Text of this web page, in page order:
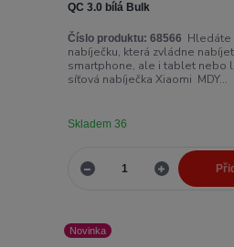
QC 3.0 bílá Bulk
Číslo produktu: 68566 Hledáte
nabíječku, která zvládne
smartphone, ale i tablet nebo
síťová nabíječka Xiaomi MDY...
Skladem 36
Novinka